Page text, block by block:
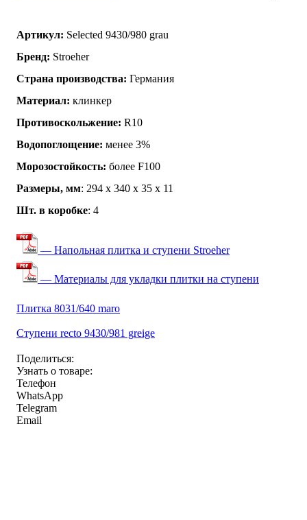
Артикул: Selected 9430/980 grau
Бренд: Stroeher
Страна производства: Германия
Материал: клинкер
Противоскольжение: R10
Водопоглощение: менее 3%
Морозостойкость: более F100
Размеры, мм: 294 х 340 х 35 х 11
Шт. в коробке: 4
— Напольная плитка и ступени Stroeher
— Материалы для укладки плитки на ступени
Плитка 8031/640 maro
Ступени recto 9430/981 greige
Поделиться:
Узнать о товаре:
Телефон
WhatsApp
Telegram
Email